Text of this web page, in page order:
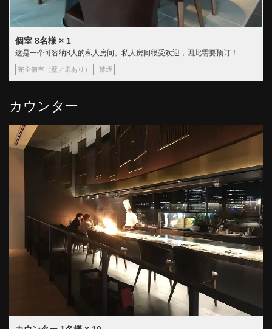
個室 8名様 × 1
这是一个可容纳8人的私人房间。私人房间很受欢迎，因此需要预订！
完全個室（壁／扉あり） 禁煙
カウンター